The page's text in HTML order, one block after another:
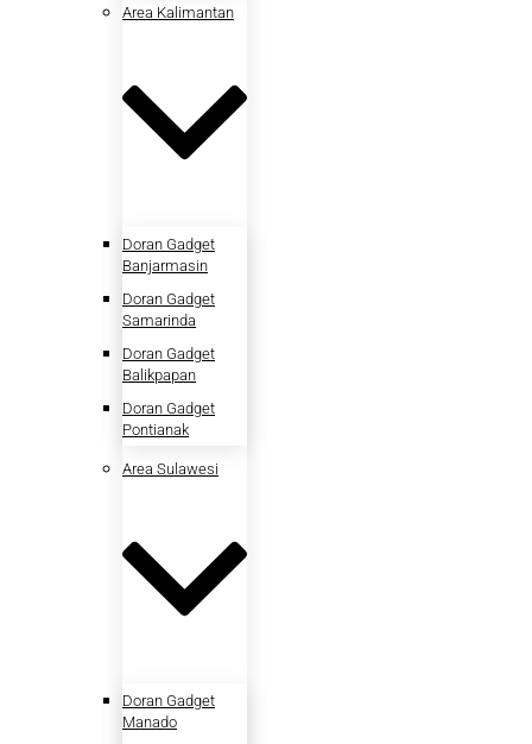
Area Kalimantan
Doran Gadget
Banjarmasin
Doran Gadget
Samarinda
Doran Gadget
Balikpapan
Doran Gadget
Pontianak
Area Sulawesi
Doran Gadget
Manado